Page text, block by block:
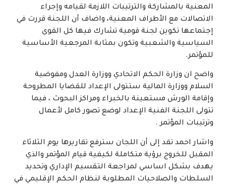
المعنية بالمشاركة والترتيبات اللازمة لقيامه وإجراء
الاتصالات مع الأطراف المعنية، واضاف أن اللجنة قررت في
إجتماعها تكوين لجنة قومية تشارك فيها كل القوى
السياسية والشعبية وتكون بمثابة المرجعية الأساسية
للمؤتمر.
واضح ان وزارة الحكم الاتحادي ووزارة العدل ومفوضية
السلام ووزارة المالية ستتولى الإعداد للقضايا المطروحة
وإقامة الورش مستعينة بالخبراء ومراكز البحوث ، فيما
تتولى اللجنة الفنية الإعداد لوضع تصور كامل لأعمال
وترتيبات المؤتمر .
واشار احمد تقد إلى أن اللجان سترفع تقاريرها يوم الثلاثاء
المقبل للخروج برؤية متكاملة لكيفية قيام المؤتمر والذي
يهدف بشكل اساسي لمراجعة التقسيم الإداري وتحديد
السلطات والصلاحيات المطلوبة لنظام الحكم الإقليمي في